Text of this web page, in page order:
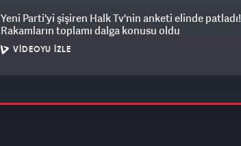
Yeni Parti'yi şişiren Halk Tv'nin anketi elinde patladı!
Rakamların toplamı dalga konusu oldu
VIDEOYU İZLE